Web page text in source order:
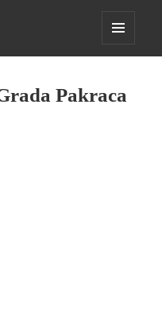
Pakraca